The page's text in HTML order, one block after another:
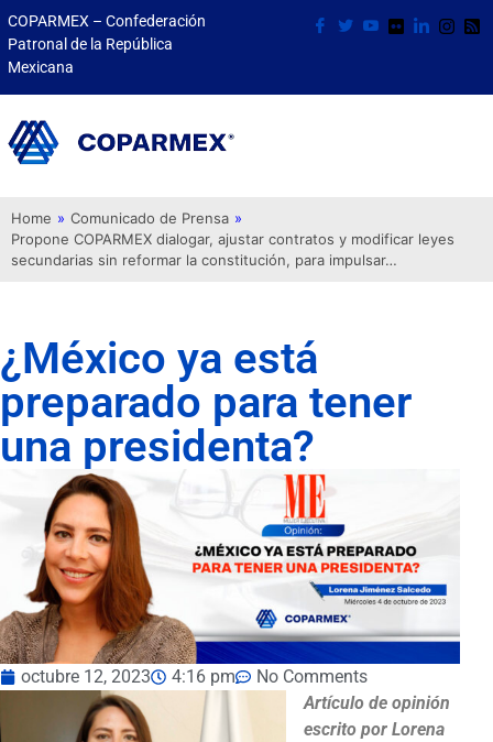
COPARMEX – Confederación
Patronal de la República
Mexicana
Home » Comunicado de Prensa »
Propone COPARMEX dialogar, ajustar contratos y modificar leyes
secundarias sin reformar la constitución, para impulsar…
¿México ya está
preparado para tener
una presidenta?
octubre 12, 2023 4:16 pm
No Comments
Artículo de opinión
escrito por Lorena